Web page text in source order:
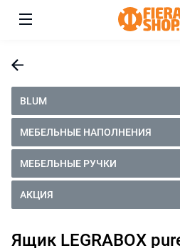
BLUM
МЕБЕЛЬНЫЕ НАПОЛНЕНИЯ
МЕБЕЛЬНЫЕ РУЧКИ
АКЦИЯ
Ящик LEGRABOX